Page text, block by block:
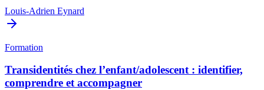
Louis-Adrien Eynard
Formation
Transidentités chez l’enfant/adolescent : identifier,
comprendre et accompagner